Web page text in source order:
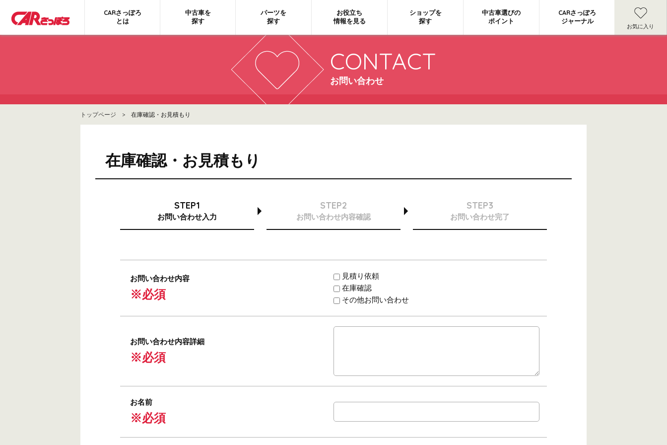
CARさっぽろ
とは
中古車を
探す
パーツを
探す
お役立ち
情報を見る
ショップを
探す
中古車選びの
ポイント
CARさっぽろ
ジャーナル
お気に入り
CONTACT
お問い合わせ
トップページ > 在庫確認・お見積もり
在庫確認・お見積もり
STEP1
お問い合わせ入力
STEP2
お問い合わせ内容確認
STEP3
お問い合わせ完了
お問い合わせ内容
※必須
見積り依頼
在庫確認
その他お問い合わせ
お問い合わせ内容詳細
※必須
お名前
※必須